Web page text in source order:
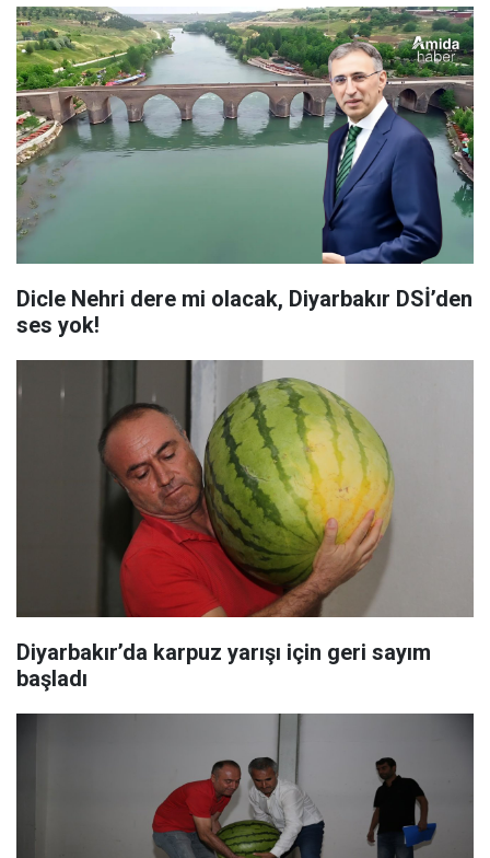
Dicle Nehri dere mi olacak, Diyarbakır DSİ’den
ses yok!
Diyarbakır’da karpuz yarışı için geri sayım
başladı